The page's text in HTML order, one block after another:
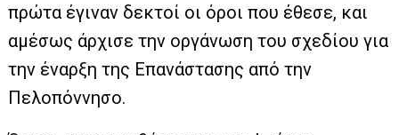
πρώτα έγιναν δεκτοί οι όροι που έθεσε, και
αμέσως άρχισε την οργάνωση του σχεδίου για
την έναρξη της Επανάστασης από την
Πελοπόννησο.